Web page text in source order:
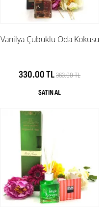
Vanilya Çubuklu Oda Kokusu
330.00 TL363.00 TL